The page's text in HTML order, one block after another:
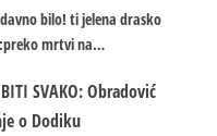
bilo! ti jelena drasko
mrtvi na…
SVAKO: Obradović
o Dodiku